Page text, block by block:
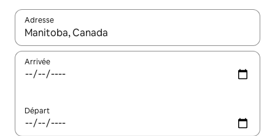
Adresse
Lorsque les résultats s'affichent, utilisez les flèches vers le
Arrivée
Départ